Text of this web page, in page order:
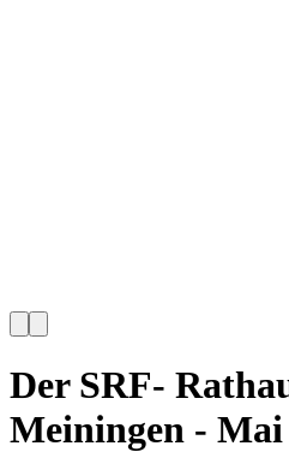
Der SRF-
Meiningen - Mai